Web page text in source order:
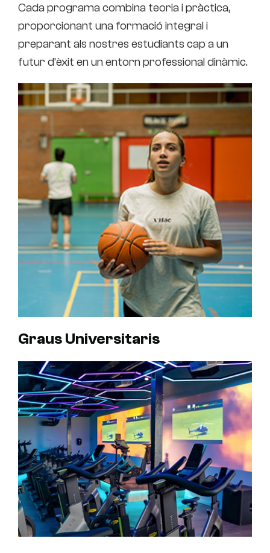
Cada programa combina teoria i pràctica,
proporcionant una formació integral i
preparant als nostres estudiants cap a un
futur d’èxit en un entorn professional dinàmic.
Graus Universitaris